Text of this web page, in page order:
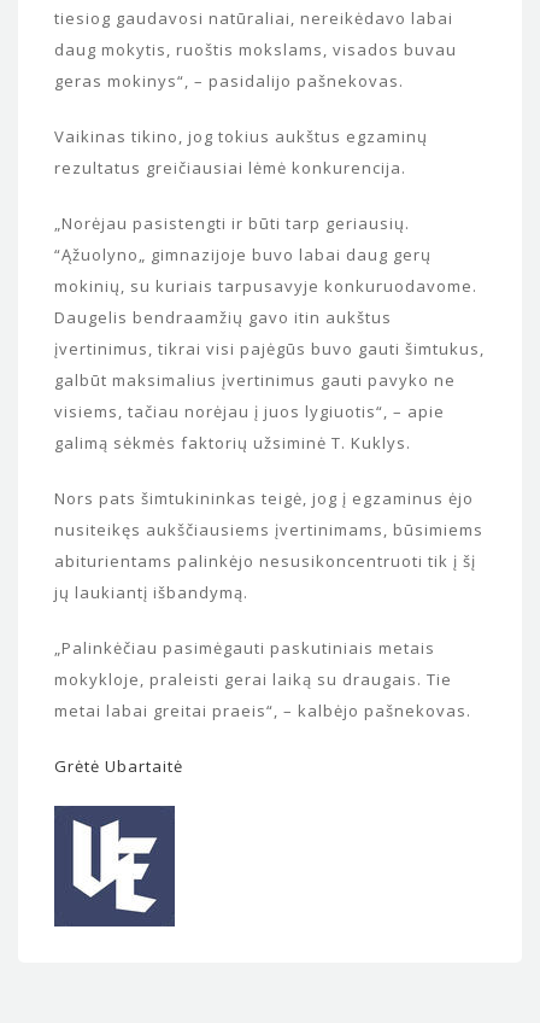
tiesiog gaudavosi natūraliai, nereikėdavo labai
daug mokytis, ruoštis mokslams, visados buvau
geras mokinys“, – pasidalijo pašnekovas.
Vaikinas tikino, jog tokius aukštus egzaminų
rezultatus greičiausiai lėmė konkurencija.
„Norėjau pasistengti ir būti tarp geriausių.
“Ąžuolyno„ gimnazijoje buvo labai daug gerų
mokinių, su kuriais tarpusavyje konkuruodavome.
Daugelis bendraamžių gavo itin aukštus
įvertinimus, tikrai visi pajėgūs buvo gauti šimtukus,
galbūt maksimalius įvertinimus gauti pavyko ne
visiems, tačiau norėjau į juos lygiuotis“, – apie
galimą sėkmės faktorių užsiminė T. Kuklys.
Nors pats šimtukininkas teigė, jog į egzaminus ėjo
nusiteikęs aukščiausiems įvertinimams, būsimiems
abiturientams palinkėjo nesusikoncentruoti tik į šį
jų laukiantį išbandymą.
„Palinkėčiau pasimėgauti paskutiniais metais
mokykloje, praleisti gerai laiką su draugais. Tie
metai labai greitai praeis“, – kalbėjo pašnekovas.
Grėtė Ubartaitė